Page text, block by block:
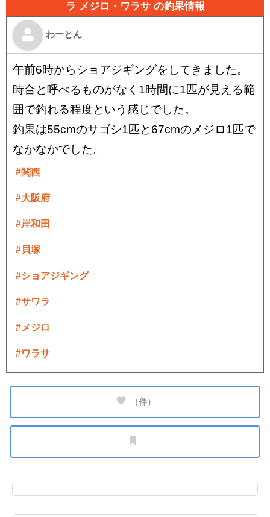
ラ メジロ・ワラサ の釣果情報
わーとん
午前6時からショアジギングをしてきました。
時合と呼べるものがなく1時間に1匹が見える範
囲で釣れる程度という感じでした。
釣果は55cmのサゴシ1匹と67cmのメジロ1匹で
なかなかでした。
#関西
#大阪府
#岸和田
#貝塚
#ショアジギング
#サワラ
#メジロ
#ワラサ
（件）